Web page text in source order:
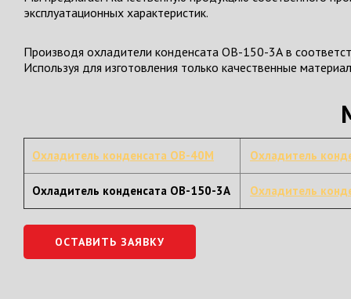
эксплуатационных характеристик.
Производя охладители конденсата ОВ-150-3А в
Используя для изготовления только качественные
Охладитель конденсата ОВ-40М Охладитель
Охладитель конденсата ОВ-150-3А Охладитель
ОСТАВИТЬ ЗАЯВКУ